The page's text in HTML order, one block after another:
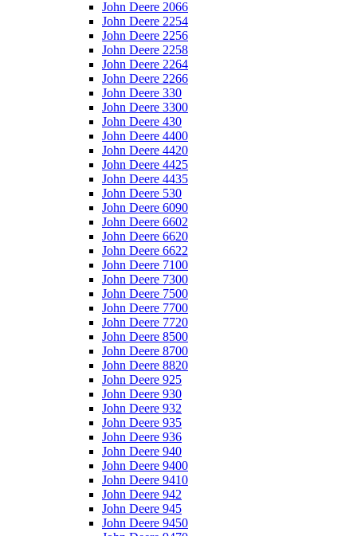
John Deere 2066
John Deere 2254
John Deere 2256
John Deere 2258
John Deere 2264
John Deere 2266
John Deere 330
John Deere 3300
John Deere 430
John Deere 4400
John Deere 4420
John Deere 4425
John Deere 4435
John Deere 530
John Deere 6090
John Deere 6602
John Deere 6620
John Deere 6622
John Deere 7100
John Deere 7300
John Deere 7500
John Deere 7700
John Deere 7720
John Deere 8500
John Deere 8700
John Deere 8820
John Deere 925
John Deere 930
John Deere 932
John Deere 935
John Deere 936
John Deere 940
John Deere 9400
John Deere 9410
John Deere 942
John Deere 945
John Deere 9450